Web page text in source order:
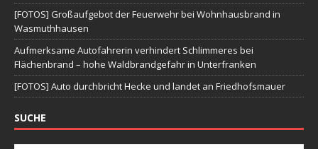
[FOTOS] Großaufgebot der Feuerwehr bei Wohnhausbrand in
Wasmuthhausen
Aufmerksame Autofahrerin verhindert Schlimmeres bei
Flächenbrand – hohe Waldbrandgefahr in Unterfranken
[FOTOS] Auto durchbricht Hecke und landet an Friedhofsmauer
SUCHE